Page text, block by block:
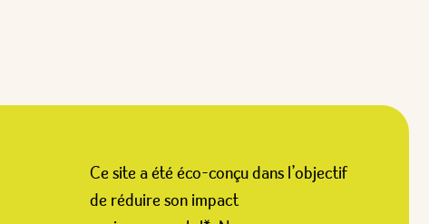
Ce site a été éco-conçu dans l’objectif
de réduire son impact